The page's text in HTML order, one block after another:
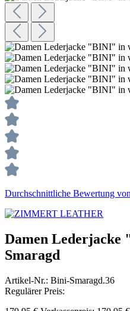
Durchschnittliche Bewertung
Damen Lederjacke
Smaragd
Artikel-Nr.: Bini-Smaragd.36
Regulärer Preis: